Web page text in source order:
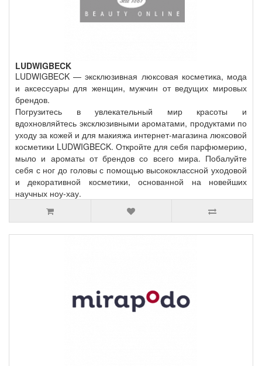
LUDWIGBECK
LUDWIGBECK — эксклюзивная люксовая косметика, мода
и аксессуары для женщин, мужчин от ведущих мировых
брендов.
Погрузитесь в увлекательный мир красоты и
вдохновляйтесь эксклюзивными ароматами, продуктами по
уходу за кожей и для макияжа интернет-магазина люксовой
косметики LUDWIGBECK. Откройте для себя парфюмерию,
мыло и ароматы от брендов со всего мира. Побалуйте
себя с ног до головы с помощью высококлассной уходовой
и декоративной косметики, основанной на новейших
научных ноу-хау.